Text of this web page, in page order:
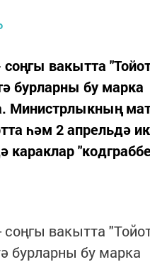
вакытта
бурларны бу марка
Министрлыкның
һәм 2 апрельдә
караклар
вакытта
бурларны бу марка